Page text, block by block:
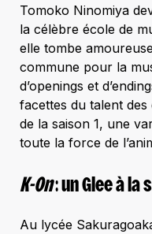
Tomoko Ninomiya
la célèbre école de
elle tombe
commune pour la
d’openings et
facettes du talent des
de la saison 1, une
toute la force de
K-On: un Glee à la
Au lycée